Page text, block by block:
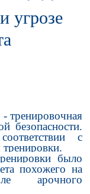
угрозе
тренировочная
безопасности.
с
было
похожего на
арочного